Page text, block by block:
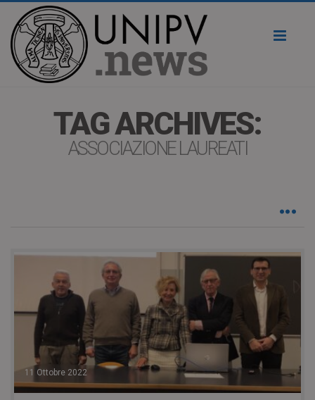
TAG ARCHIVES:
ASSOCIAZIONE LAUREATI
11 Ottobre 2022